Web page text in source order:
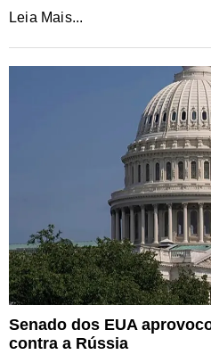
Leia Mais...
Senado dos EUA
contra a Rússia